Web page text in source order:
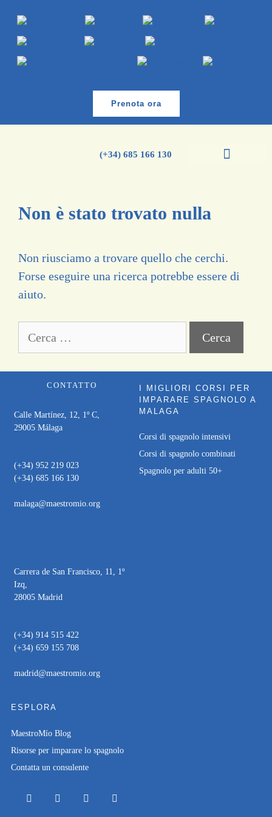
Prenota ora
(+34) 685 166 130
Non è stato trovato nulla
Non riusciamo a trovare quello che cerchi.
Forse eseguire una ricerca potrebbe essere di
aiuto.
CONTATTO
Calle Martínez, 12, 1º C,
29005 Málaga
(+34) 952 219 023
(+34) 685 166 130
malaga@maestromio.org
Carrera de San Francisco, 11, 1º
Izq,
28005 Madrid
(+34) 914 515 422
(+34) 659 155 708
madrid@maestromio.org
I MIGLIORI CORSI PER
IMPARARE SPAGNOLO A
MALAGA
Corsi di spagnolo intensivi
Corsi di spagnolo combinati
Spagnolo per adulti 50+
ESPLORA
MaestroMío Blog
Risorse per imparare lo spagnolo
Contatta un consulente